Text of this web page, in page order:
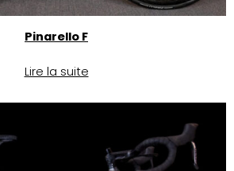
Pinarello F
Lire la suite